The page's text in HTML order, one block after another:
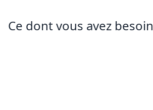
Ce dont vous avez besoin